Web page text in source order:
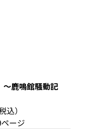
鹿鳴館騒動記
）
ージ